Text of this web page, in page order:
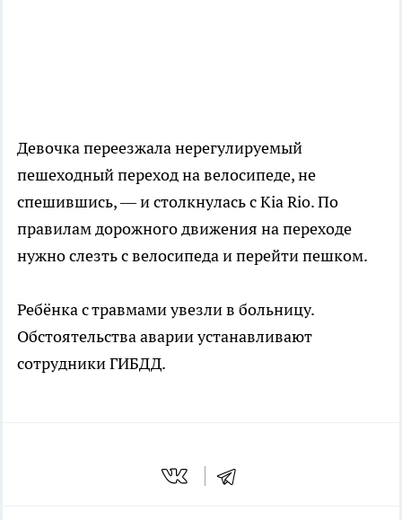
Девочка переезжала нерегулируемый
пешеходный переход на велосипеде, не
спешившись, — и столкнулась с Kia Rio. По
правилам дорожного движения на переходе
нужно слезть с велосипеда и перейти пешком.
Ребёнка с травмами увезли в больницу.
Обстоятельства аварии устанавливают
сотрудники ГИБДД.